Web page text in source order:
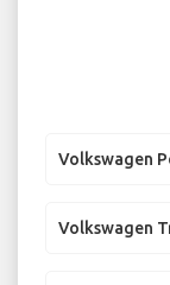
Volkswagen
Volkswagen